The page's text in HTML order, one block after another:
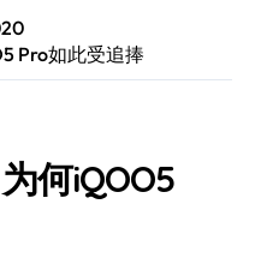
Pro如此受追捧
何iQOO5